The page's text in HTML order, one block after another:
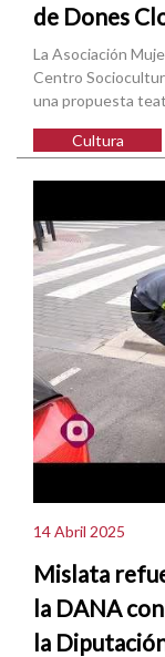
de Dones
La Asociación
Centro
una propuesta
Cultura
14 Abril 2025
Mislata
la DANA
la